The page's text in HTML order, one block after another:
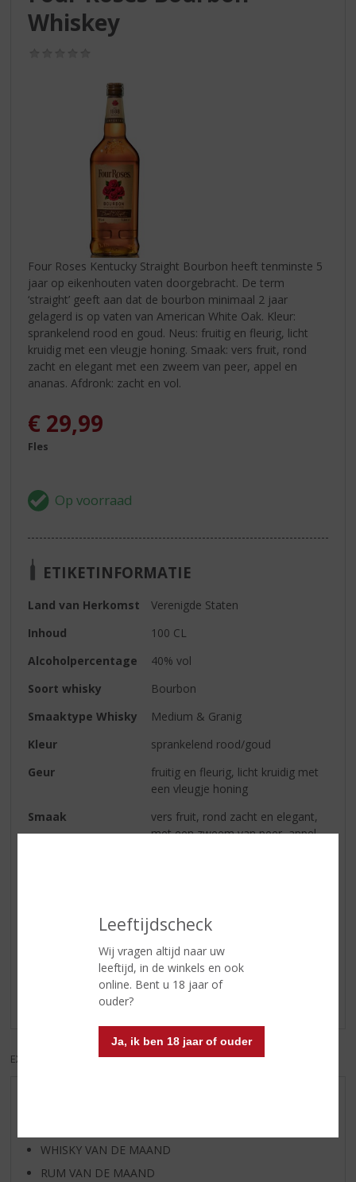
Leeftijdscheck
Wij vragen altijd naar uw
leeftijd, in de winkels en ook
online. Bent u 18 jaar of
ouder?
Ja, ik ben 18 jaar of ouder
Whiskey
Four Roses Kentucky Straight Bourbon heeft tenminste 5
jaar op eikenhouten vaten doorgebracht. De term
‘straight’ geeft aan dat de bourbon minimaal 2 jaar
gelagerd is op vaten van American White Oak. Kleur:
sprankelend rood en goud. Neus: fruitig en fleurig, licht
kruidig met een vleugje honing. Smaak: vers fruit, rond
zacht en elegant met een zweem van peer, appel en
ananas. Afdronk: zacht en vol.
€ 29,99
Fles
ETIKETINFORMATIE
Land van Herkomst
Verenigde Staten
Inhoud
100 CL
Alcoholpercentage
40% vol
Soort whisky
Bourbon
Smaaktype Whisky
Medium & Granig
Kleur
sprankelend rood/goud
Geur
fruitig en fleurig, licht kruidig met
een vleugje honing
Smaak
vers fruit, rond zacht en elegant,
met een zweem van peer, appel
Reviews
Schrijf een review
Er zijn nog geen reviews geplaatst voor dit product
EXCL. BTW INCL. BTW
WHISKY VAN DE MAAND
RUM VAN DE MAAND